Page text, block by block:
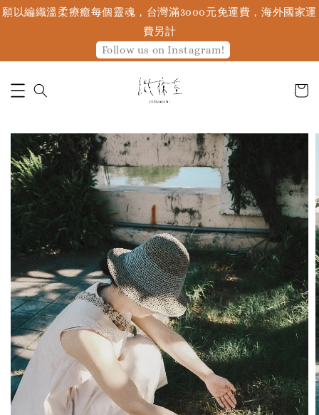
願以編織溫柔療癒每個靈魂，台灣滿3000元免運費，海外國家運
費另計
Follow us on Instagram!